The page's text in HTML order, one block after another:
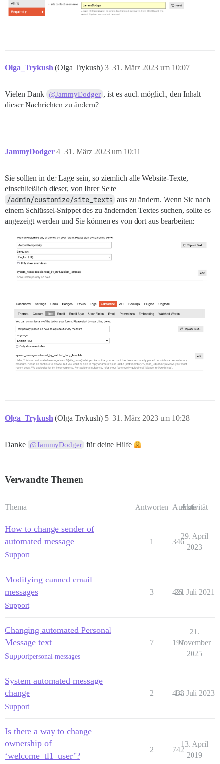
Olga_Trykush (Olga Trykush) 31. März 2023 um 10:07
3
Vielen Dank @JammyDodger , ist es auch möglich, den Inhalt
dieser Nachrichten zu ändern?
JammyDodger 31. März 2023 um 10:11
4
Sie sollten in der Lage sein, so ziemlich alle Website-Texte,
einschließlich dieser, von Ihrer Seite
/admin/customize/site_texts aus zu ändern. Wenn Sie nach
einem Schlüssel-Snippet des zu ändernden Textes suchen, sollte es
angezeigt werden und Sie können es von dort aus bearbeiten:
Olga_Trykush (Olga Trykush) 31. März 2023 um 10:28
5
Danke @JammyDodger für deine Hilfe
Verwandte Themen
Thema Antworten Aufrufe
Aktivität
How to change sender of
automated message
Support
1 346
29. April
2023
Modifying canned email
messages
Support
3 421
26. Juli 2021
Changing automated Personal
Message text
Supportpersonal-messages
7 197
21.
November
2025
System automated message
change
Support
2 433
14. Juli 2023
Is there a way to change
ownership of
‘welcome_tl1_user’?
2 742
13. April
2019